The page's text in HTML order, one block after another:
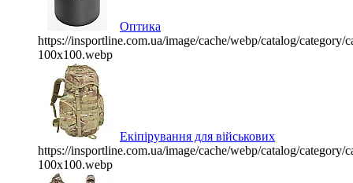
Оптика
https://insportline.com.ua/image/cache/webp/catalog/category/
100x100.webp
Екіпірування для військових
https://insportline.com.ua/image/cache/webp/catalog/category/
100x100.webp